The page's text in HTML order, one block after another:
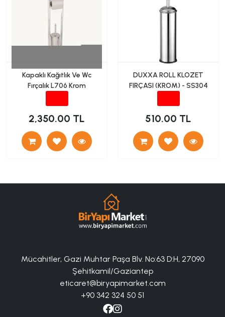
Kapaklı Kağıtlık Ve Wc
Fırçalık L706 Krom
2,350.00 TL
DUXXA ROLL KLOZET
FIRÇASI (KROM) - SS304
510.00 TL
Mücahitler, Gazi Muhtar Paşa Blv. No:63 D:H, 27090
Şehitkamil/Gaziantep
eticaret@biryapimarket.com
+90 342 324 50 51